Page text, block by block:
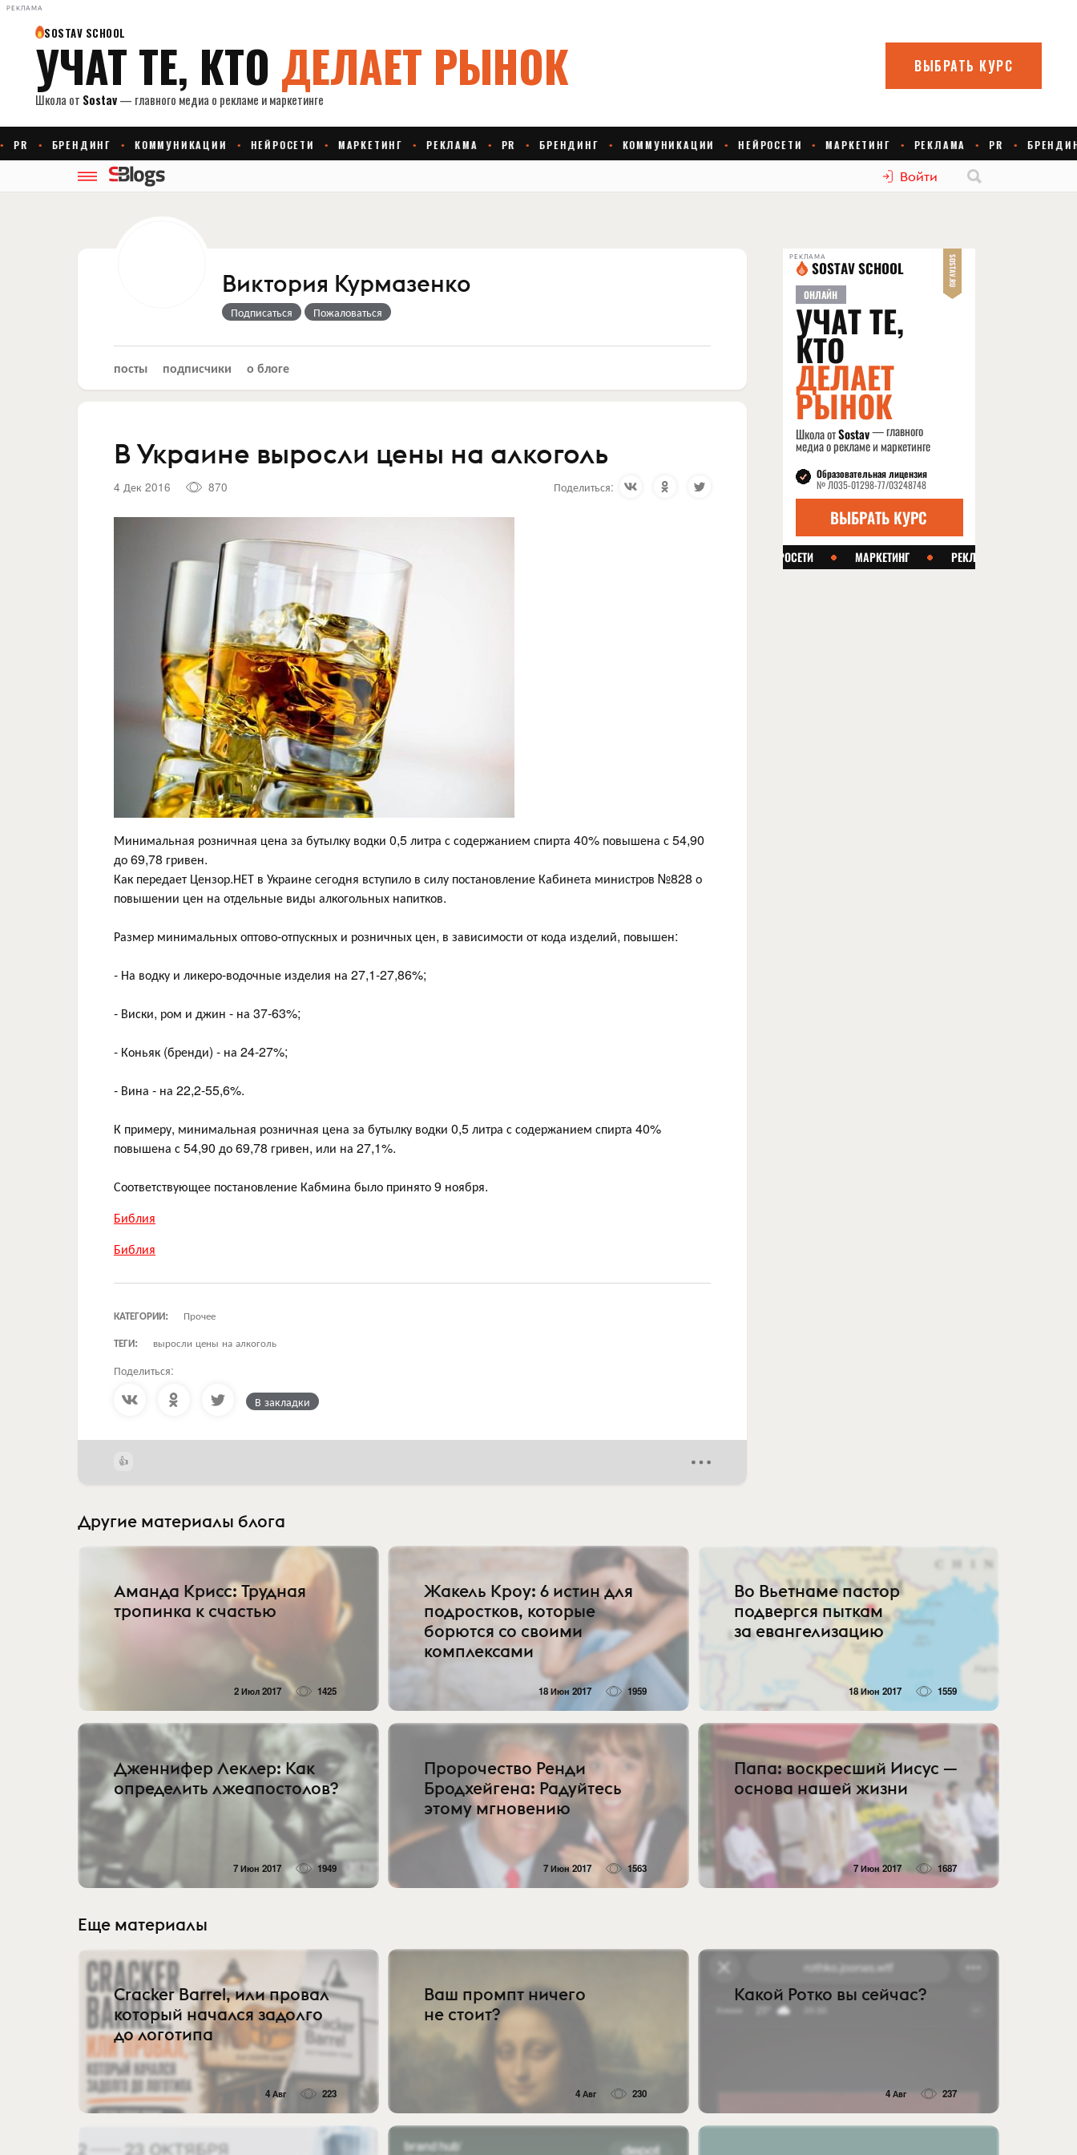
РЕКЛАМА
Войти
Виктория Курмазенко
Подписаться Пожаловаться
посты подписчики о блоге
В Украине выросли цены на алкоголь
4 Дек 2016 870 Поделиться:
Минимальная розничная цена за бутылку водки 0,5 литра с содержанием спирта 40% повышена с 54,90
до 69,78 гривен.
Как передает Цензор.НЕТ в Украине сегодня вступило в силу постановление Кабинета министров №828 о
повышении цен на отдельные виды алкогольных напитков.
Размер минимальных оптово-отпускных и розничных цен, в зависимости от кода изделий, повышен:
- На водку и ликеро-водочные изделия на 27,1-27,86%;
- Виски, ром и джин - на 37-63%;
- Коньяк (бренди) - на 24-27%;
- Вина - на 22,2-55,6%.
К примеру, минимальная розничная цена за бутылку водки 0,5 литра с содержанием спирта 40%
повышена с 54,90 до 69,78 гривен, или на 27,1%.
Соответствующее постановление Кабмина было принято 9 ноября.
Библия
Библия
КАТЕГОРИИ:
Прочее
ТЕГИ:
выросли цены на алкоголь
Поделиться:
В закладки
РЕКЛАМА
Другие материалы блога
Аманда Крисс: Трудная
тропинка к счастью
2 Июл 2017 1425
Жакель Кроу: 6 истин для
подростков, которые
борются со своими
комплексами
18 Июн 2017 1959
Во Вьетнаме пастор
подвергся пыткам
за евангелизацию
18 Июн 2017 1559
Дженнифер Леклер: Как
определить лжеапостолов?
7 Июн 2017 1949
Пророчество Ренди
Бродхейгена: Радуйтесь
этому мгновению
7 Июн 2017 1563
Папа: воскресший Иисус —
основа нашей жизни
7 Июн 2017 1687
Еще материалы
Cracker Barrel, или провал
который начался задолго
до логотипа
4 Авг 223
Ваш промпт ничего
не стоит?
4 Авг 230
Какой Ротко вы сейчас?
4 Авг 237